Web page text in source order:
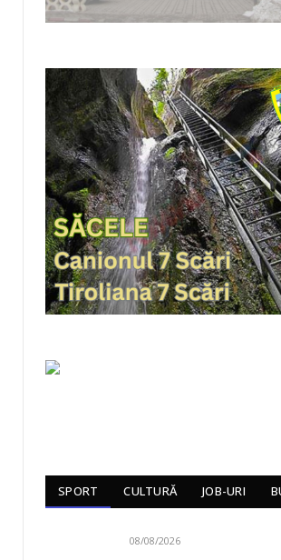
SPORT CULTURĂ JOB-URI
08/08/2026